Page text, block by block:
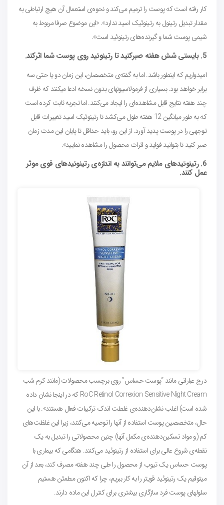
کار رفته است که پوست را ترمیم می‌کند و نحوه‌ی استعمال آن هیچ ارتباطی به
مقدار تبدیل رتینول به رتینوئیک اسید ندارد». «این موضوع صرفا مربوط به
شیمی پوست شما و گیرنده‌های رتینوئید است».
5. بایستی شش هفته صبرکنید تا رتینوئید روی پوست شما اثرکند.
امیدواریم که اینطور باشد. اما به گفته‌ی متخصصان، این زمان دو یا حتی سه
برابر خواهد بود. بسیاری از فرمولاسیونهای بدون نسخه ادعا میکنند که ظرف
چند هفته نتایج قابل مشاهده‌ای را ایجاد می‌کنند. اما تجربه ثابت کرده است
که به طور میانگین 12 هفته طول می‌کشد تا رتینوئیک اسید تغییرات قابل
توجهی را در پوست پدید آورد. از این رو، باید حداقل تا پایان این مدت زمان
صبر کنید تا بتوانید فواید و اثرات محصول را مشاهده نمایید».
6. رتینوئیدهای ملایم می‌توانند به اندازه‌ی رتینوئیدهای قوی موثر
عمل کنند.
درج عباراتی مانند “پوست حساس” روی برچسب محصولات (مانند کرم شب
RoC Retinol Correxion Sensitive Night Cream که در اینجا نشان داده
شده است) اغلب نشان‌دهنده‌ی غلطت اندک ترکیبات فعال هستند». با این
حال، متخصصین پوست استفاده از آنها را توصیه می‌کنند، زیرا این غلظت‌های
کم (و مواد تسکین‌دهنده‌ی مکمل آنها) چنین محصولاتی را تبدیل به یک
نقطه‌ی شروع عالی برای استفاده از رتینوئید می‌کنند. هنگامی که بیماری با
پوست حساس یک تیوب از محصول را طی چند هفته مصرف کند، بعد از آن
میتوانیم یک رتینوئید قویتر را به کار ببریم، چرا که اکنون مطمئن هستیم
سلولهای پوست فرد سازگاری بیشتری برای کنترل این ماده دارند.